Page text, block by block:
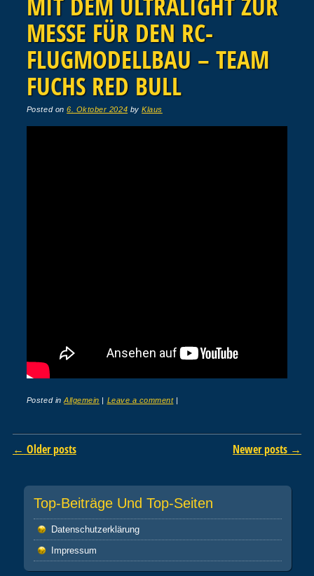
MESSE FÜR DEN RC-
FLUGMODELLBAU – TEAM
FUCHS RED BULL
Posted on6. Oktober 2024 byKlaus
Posted inAllgemein | Leave a comment |
Post navigation
← Older posts Newer posts →
Top-Beiträge Und Top-Seiten
Datenschutz­erklärung
Impressum